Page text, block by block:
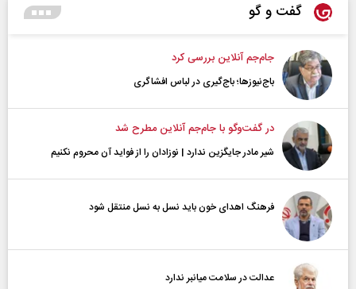
گفت و گو
جام‌جم آنلاین بررسی کرد
باج‌نیوزها؛ باج‌گیری در لباس افشاگری
در گفت‌و‌گو با جام‌جم آنلاین مطرح شد
شیر مادر جایگزین ندارد | نوزادان را از فواید آن محروم نکنیم
فرهنگ اهدای خون باید نسل به نسل منتقل شود
عدالت در سلامت میانبر ندارد